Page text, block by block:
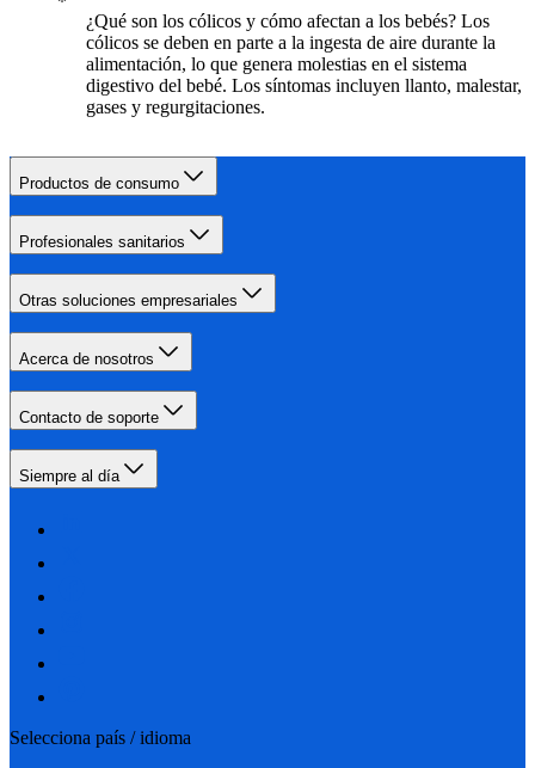
¿Qué son los cólicos y cómo afectan a los bebés? Los
cólicos se deben en parte a la ingesta de aire durante la
alimentación, lo que genera molestias en el sistema
digestivo del bebé. Los síntomas incluyen llanto, malestar,
gases y regurgitaciones.
Productos de consumo
Profesionales sanitarios
Otras soluciones empresariales
Acerca de nosotros
Contacto de soporte
Siempre al día
Selecciona país / idioma